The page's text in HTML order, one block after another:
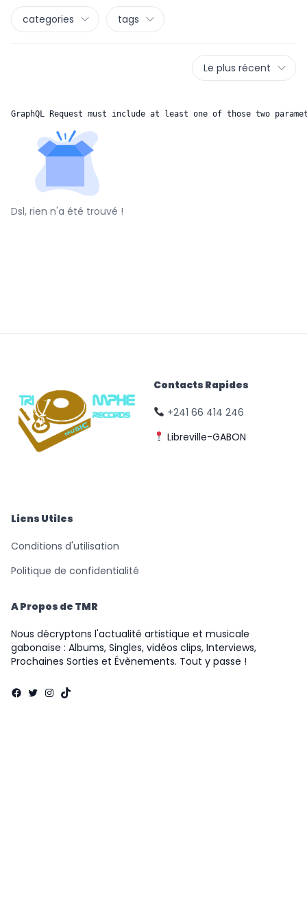
categories tags
Le plus récent
GraphQL Request must include at least one of those two
Dsl, rien n'a été trouvé !
Contacts Rapides
+241 66 414 246
Libreville-GABON
Liens Utiles
Conditions d'utilisation
Politique de confidentialité
A Propos de TMR
Nous décryptons l'actualité artistique et musicale
gabonaise : Albums, Singles, vidéos clips, Interviews,
Prochaines Sorties et Évènements. Tout y passe !
Facebook
Twitter
Instagram
TikTok